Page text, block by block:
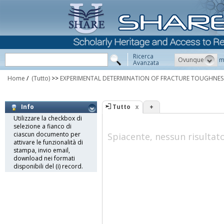
Ricerca
Avanzata Ovunque
Home / (Tutto) >> EXPERIMENTAL DETERMINATION OF FRACTURE
Info
Utilizzare la checkbox di
selezione a fianco di
ciascun documento per
attivare le funzionalità di
stampa, invio email,
download nei formati
disponibili del (i) record.
Tutto +
Spiacente, nessun